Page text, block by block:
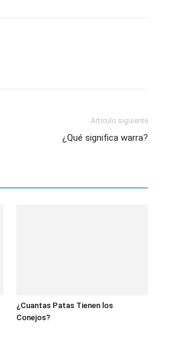
Artículo siguiente
¿Qué significa warra?
¿Cuantas Patas Tienen los
Conejos?